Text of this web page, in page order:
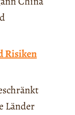
Risiken
Länder